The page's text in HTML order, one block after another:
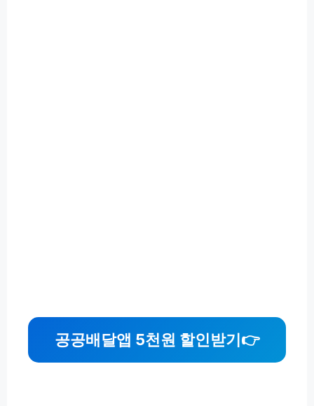
공공배달앱 5천원 할인받기👉